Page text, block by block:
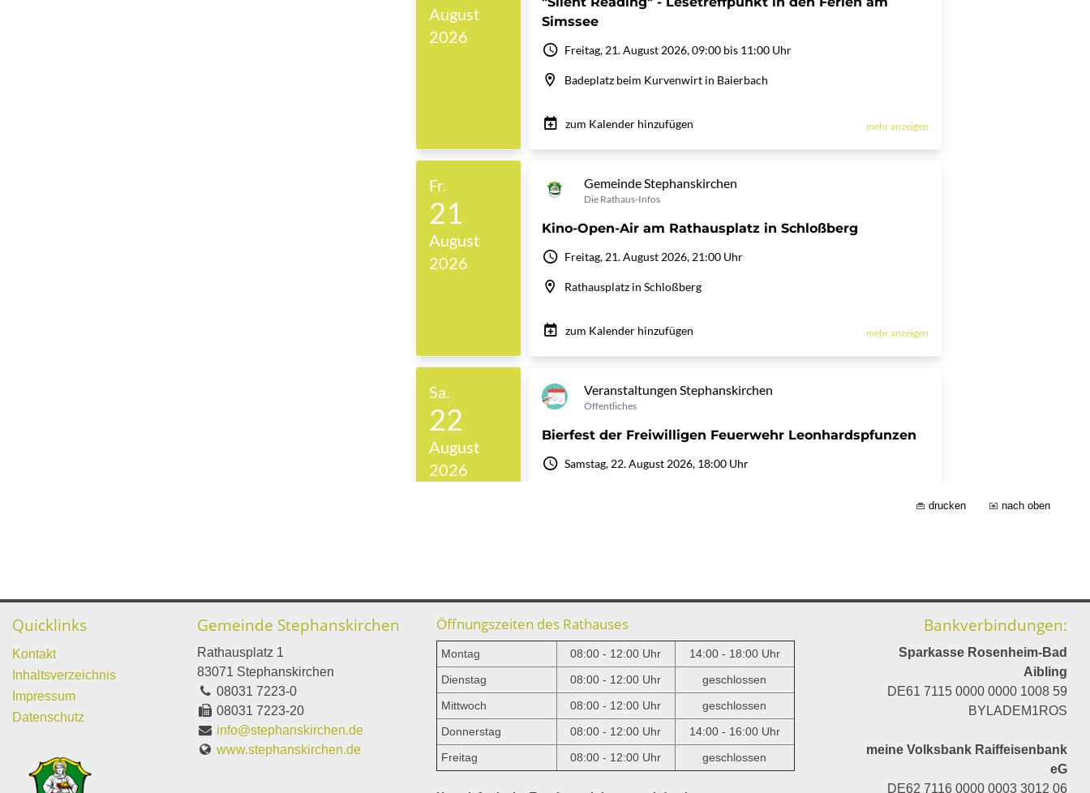
drucken nach oben
Quicklinks
Kontakt
Inhaltsverzeichnis
Impressum
Datenschutz
Gemeinde Stephanskirchen
Rathausplatz 1
83071 Stephanskirchen
08031 7223-0
08031 7223-20
info@stephanskirchen.de
www.stephanskirchen.de
Öffnungszeiten des Rathauses
Montag 08:00 - 12:00 Uhr
14:00 - 18:00 Uhr
Dienstag
08:00 - 12:00 Uhr
geschlossen
Mittwoch
08:00 - 12:00 Uhr
geschlossen
Donnerstag
08:00 - 12:00 Uhr
14:00 - 16:00 Uhr
Freitag
08:00 - 12:00 Uhr geschlossen
Bankverbindungen:
Sparkasse Rosenheim-Bad
Aibling
DE61 7115 0000 0000 1008 59
BYLADEM1ROS
meine Volksbank Raiffeisenbank
eG
DE62 7116 0000 0003 3012 06